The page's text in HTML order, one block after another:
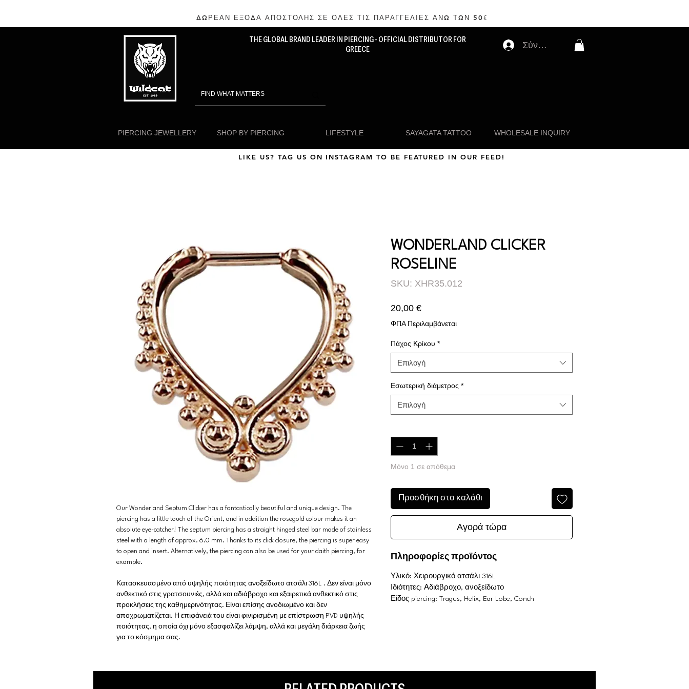
ΔΩΡΕΑΝ ΕΞΟΔΑ ΑΠΟΣΤΟΛΗΣ ΣΕ ΟΛΕΣ ΤΙΣ ΠΑΡΑΓΓΕΛΙΕΣ ΑΝΩ ΤΩΝ 50€
THE GLOBAL BRAND LEADER IN PIERCING - OFFICIAL DISTRIBUTOR FOR
GREECE
Σύνδεση
PIERCING JEWELLERY SHOP BY PIERCING LIFESTYLE SAYAGATA TATTOO WHOLESALE INQUIRY
LIKE US? TAG US ON INSTAGRAM TO BE FEATURED IN OUR FEED!
Our Wonderland Septum Clicker has a fantastically beautiful and unique design. The
piercing has a little touch of the Orient, and in addition the rosegold colour makes it an
absolute eye-catcher! The septum piercing has a straight hinged steel bar made of stainless
steel with a length of approx. 6.0 mm. Thanks to its click closure, the piercing is super easy
to open and insert. Alternatively, the piercing can also be used for your daith piercing, for
example.
Κατασκευασμένο από υψηλής ποιότητας ανοξείδωτο ατσάλι 316L . Δεν είναι μόνο
ανθεκτικό στις γρατσουνιές, αλλά και αδιάβροχο και εξαιρετικά ανθεκτικό στις
προκλήσεις της καθημερινότητας. Είναι επίσης ανοδιωμένο και δεν
αποχρωματίζεται. Η επιφάνειά του είναι φινιρισμένη με επίστρωση PVD υψηλής
ποιότητας, η οποία όχι μόνο εξασφαλίζει λάμψη, αλλά και μεγάλη διάρκεια ζωής
για το κόσμημα σας.
WONDERLAND CLICKER
ROSELINE
SKU: XHR35.012
20,00 €Τιμή
ΦΠΑ Περιλαμβάνεται
Πάχος Κρίκου *
Επιλογή
Εσωτερική διάμετρος *
Επιλογή
Μόνο 1 σε απόθεμα
Προσθήκη στο καλάθι
Αγορά τώρα
Πληροφορίες προϊόντος
Υλικό: Χειρουργικό ατσάλι 316L
Ιδιότητες: Αδιάβροχο, ανοξείδωτο
Είδος piercing: Tragus, Helix, Ear Lobe, Conch